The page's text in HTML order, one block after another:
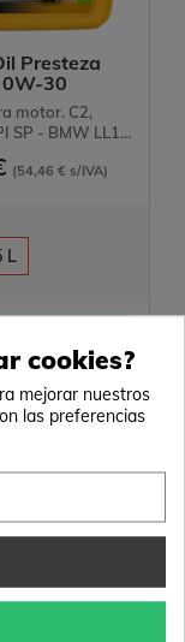
Presteza
0W-30
motor. C2,
SP - BMW LL12
(54,46 € s/IVA)
L
cookies?
mejorar nuestros
las preferencias